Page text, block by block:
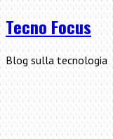
Tecno Focus
Blog sulla tecnologia